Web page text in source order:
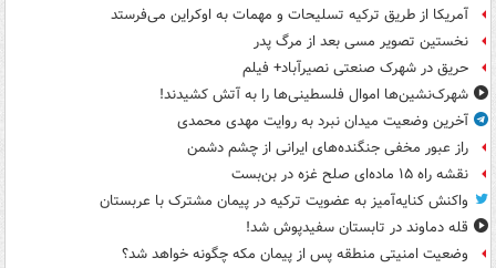
آمریکا از طریق ترکیه تسلیحات و مهمات به اوکراین می‌فرستد
نخستین تصویر مسی بعد از مرگ پدر
حریق در شهرک صنعتی نصیرآباد+ فیلم
شهرک‌نشین‌ها اموال فلسطینی‌ها را به آتش کشیدند!
آخرین وضعیت میدان نبرد به روایت مهدی محمدی
راز عبور مخفی جنگنده‌های ایرانی از چشم دشمن
نقشه راه ۱۵ ماده‌ای صلح غزه در بن‌بست
واکنش کنایه‌آمیز به عضویت ترکیه در پیمان مشترک با عربستان
قله دماوند در تابستان سفیدپوش شد!
وضعیت امنیتی منطقه پس از پیمان مکه چگونه خواهد شد؟